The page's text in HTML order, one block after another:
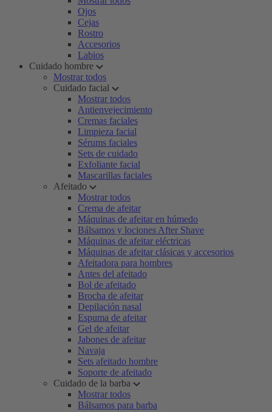
Ojos
Cejas
Rostro
Accesorios
Labios
Cuidado hombre
Mostrar todos
Cuidado facial
Mostrar todos
Antienvejecimiento
Cremas faciales
Limpieza facial
Sérums faciales
Sets de cuidado
Exfoliante facial
Mascarillas faciales
Afeitado
Mostrar todos
Crema de afeitar
Máquinas de afeitar en húmedo
Bálsamos y lociones After Shave
Máquinas de afeitar eléctricas
Máquinas de afeitar clásicas y accesorios
Afeitadora para hombres
Antes del afeitado
Bol de afeitado
Brocha de afeitar
Depilación nasal
Espuma de afeitar
Gel de afeitar
Jabones de afeitar
Navaja
Sets afeitado hombre
Soporte de afeitado
Cuidado de la barba
Mostrar todos
Bálsamos para barba